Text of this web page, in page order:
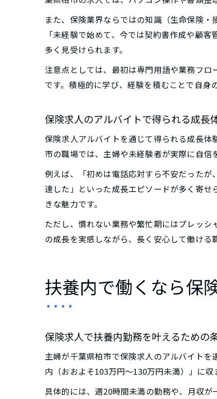
また、保険業界ならではの知識（生命保険
「未経験で始めて、今では契約書作成や顧
多く見受けられます。
注意点としては、最初は専門用語や業務フ
です。積極的に学び、経験を積むことで自身
保険求人のアルバイトで得られる成長
保険求人アルバイトを通じて得られる成長
市の職場では、主婦や未経験者が実際に自信
例えば、「初めは電話応対すら不安だった
達した」といった成長エピソードが多く寄
きな魅力です。
ただし、慣れない業務や繁忙期にはプレッ
の成長を実感しながら、長く安心して働ける
扶養内で働くなら保
保険求人で扶養内勤務を叶えるための
主婦が千葉県柏市で保険求人のアルバイト
内（おおよそ103万円～130万円未満）」に
具体的には、週20時間未満の勤務や、月収